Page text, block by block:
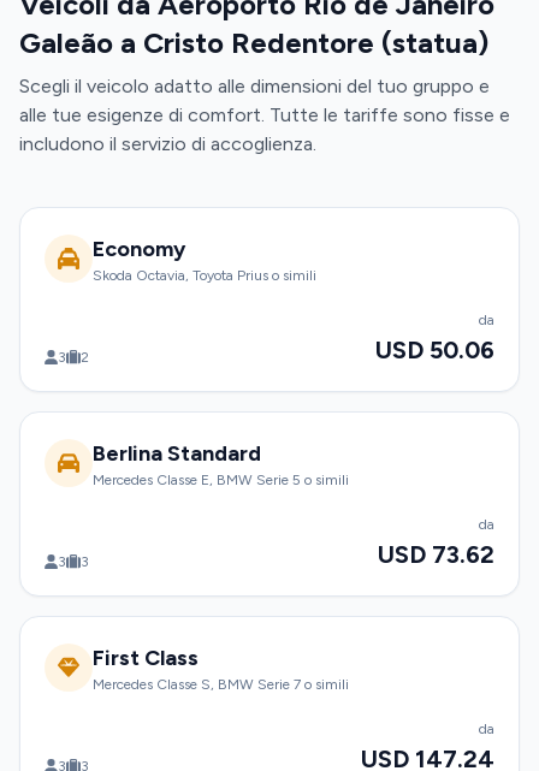
Galeão a Cristo Redentore (statua)
Scegli il veicolo adatto alle dimensioni del tuo gruppo e
alle tue esigenze di comfort. Tutte le tariffe sono fisse e
includono il servizio di accoglienza.
Economy
Skoda Octavia, Toyota Prius o simili
3 2
da
USD 50.06
Berlina Standard
Mercedes Classe E, BMW Serie 5 o simili
3 3
da
USD 73.62
First Class
Mercedes Classe S, BMW Serie 7 o simili
3 3
da
USD 147.24